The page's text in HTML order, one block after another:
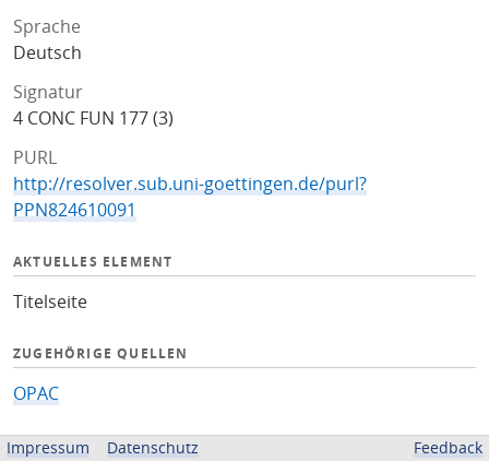
Sprache
Deutsch
Signatur
4 CONC FUN 177 (3)
PURL
http://resolver.sub.uni-goettingen.de/purl?
PPN824610091
AKTUELLES ELEMENT
Titelseite
ZUGEHÖRIGE QUELLEN
OPAC
BEREITGESTELLT VON
Impressum Datenschutz Feedback